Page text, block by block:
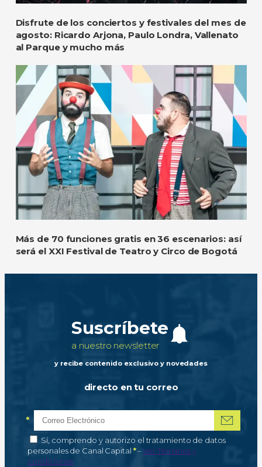
Disfrute de los conciertos y festivales del mes de
agosto: Ricardo Arjona, Paulo Londra, Vallenato
al Parque y mucho más
Más de 70 funciones gratis en 36 escenarios: así
será el XXI Festival de Teatro y Circo de Bogotá
Suscríbete
a nuestro newsletter
y recibe contenido exclusivo y novedades
directo en tu correo
Correo electrónico
*Campo obligatorio
Autorización de tratamiento de datos personales
Sí, comprendo y autorizo el tratamiento de datos
personales de Canal Capital *–Campo obligatorio
Ver Términos y
condiciones